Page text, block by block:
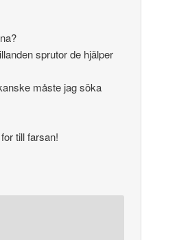
sprutor de hjälper
måste jag söka
till farsan!